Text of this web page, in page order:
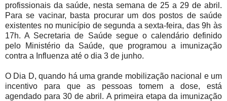
profissionais da saúde, nesta semana de 25 a 29 de abril.
Para se vacinar, basta procurar um dos postos de saúde
existentes no município de segunda a sexta-feira, das 9h às
17h. A Secretaria de Saúde segue o calendário definido
pelo Ministério da Saúde, que programou a imunização
contra a Influenza até o dia 3 de junho.
O Dia D, quando há uma grande mobilização nacional e um
incentivo para que as pessoas tomem a dose, está
agendado para 30 de abril. A primeira etapa da imunização